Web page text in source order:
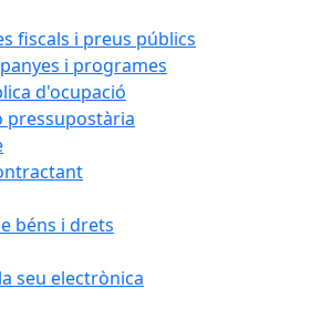
fiscals i preus públics
i programes
d'ocupació
pressupostària
béns i drets
seu electrònica